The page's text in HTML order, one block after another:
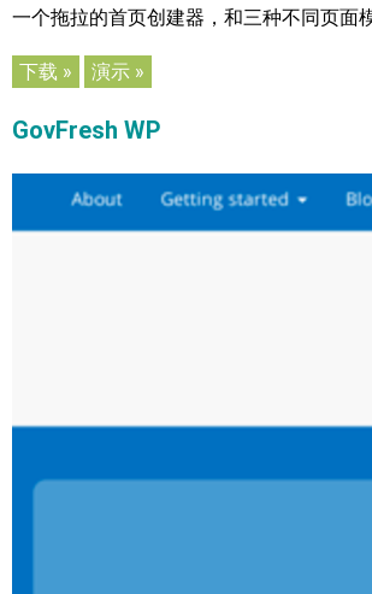
一个拖拉的首页创建器，和三种不同页面模
下载 » 演示 »
GovFresh WP